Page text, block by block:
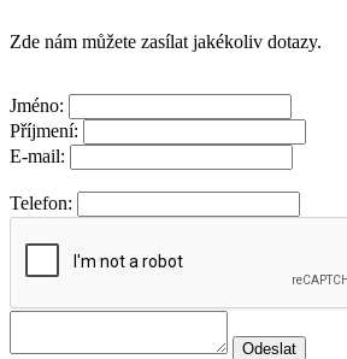
Zde nám můžete zasílat jakékoliv dotazy.
Jméno:
Příjmení:
E-mail:
Telefon: